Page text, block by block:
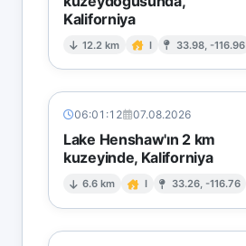
Kaliforniya
12.2 km I 33.98, -116.96
06:01:12 07.08.2026
Lake Henshaw'ın 2 km
kuzeyinde, Kaliforniya
6.6 km I 33.26, -116.76